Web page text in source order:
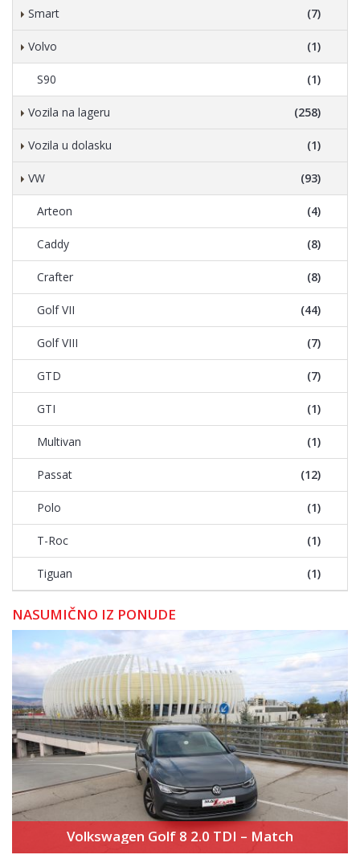
Smart (7)
Volvo (1)
S90 (1)
Vozila na lageru (258)
Vozila u dolasku (1)
VW (93)
Arteon (4)
Caddy (8)
Crafter (8)
Golf VII (44)
Golf VIII (7)
GTD (7)
GTI (1)
Multivan (1)
Passat (12)
Polo (1)
T-Roc (1)
Tiguan (1)
NASUMIČNO IZ PONUDE
Volkswagen Golf 8 2.0 TDI – Match